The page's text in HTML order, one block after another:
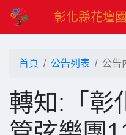
彰化縣花壇
首頁 公告列表 公告
轉知:「彰